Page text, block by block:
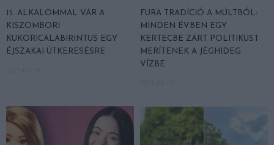
15. ALKALOMMAL VÁR A
KISZOMBORI
KUKORICALABIRINTUS EGY
ÉJSZAKAI ÚTKERESÉSRE
FURA TRADÍCIÓ A MÚLTBÓL:
MINDEN ÉVBEN EGY
KERTECBE ZÁRT POLITIKUST
MERÍTENEK A JÉGHIDEG
VÍZBE